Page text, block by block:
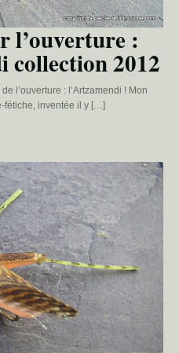
l’ouverture :
collection 2012
l’ouverture : l’Artzamendi ! Mon
fétiche, inventée il y […]